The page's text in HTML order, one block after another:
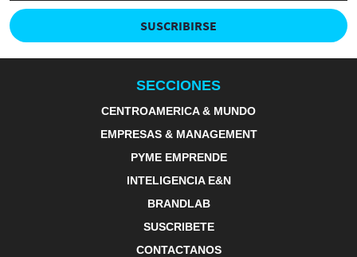
SUSCRIBIRSE
SECCIONES
CENTROAMERICA & MUNDO
EMPRESAS & MANAGEMENT
PYME EMPRENDE
INTELIGENCIA E&N
BRANDLAB
SUSCRIBETE
CONTACTANOS